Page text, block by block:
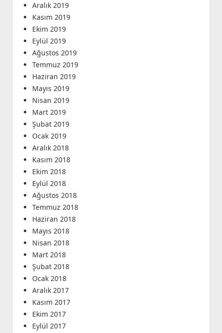
Aralık 2019
Kasım 2019
Ekim 2019
Eylül 2019
Ağustos 2019
Temmuz 2019
Haziran 2019
Mayıs 2019
Nisan 2019
Mart 2019
Şubat 2019
Ocak 2019
Aralık 2018
Kasım 2018
Ekim 2018
Eylül 2018
Ağustos 2018
Temmuz 2018
Haziran 2018
Mayıs 2018
Nisan 2018
Mart 2018
Şubat 2018
Ocak 2018
Aralık 2017
Kasım 2017
Ekim 2017
Eylül 2017